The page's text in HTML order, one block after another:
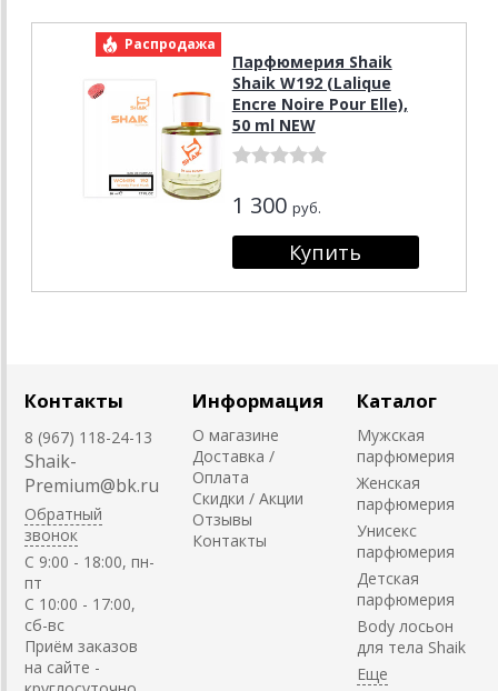
Распродажа
Парфюмерия Shaik
Shaik W192 (Lalique
Encre Noire Pour Elle),
50 ml NEW
1 300 руб.
Контакты
8 (967) 118-24-13
Shaik-
Premium@bk.ru
Обратный
звонок
C 9:00 - 18:00, пн-
пт
С 10:00 - 17:00,
сб-вс
Приём заказов
на сайте -
Информация
О магазине
Доставка /
Оплата
Скидки / Акции
Отзывы
Контакты
Каталог
Мужская
парфюмерия
Женская
парфюмерия
Унисекс
парфюмерия
Детская
парфюмерия
Body лосьон
для тела Shaik